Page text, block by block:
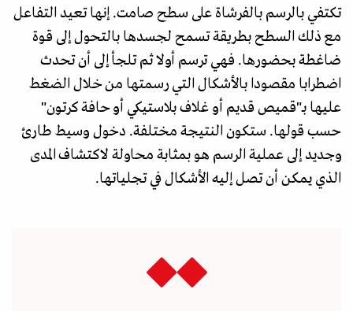
تكتفي بالرسم بالفرشاة على سطح صامت. إنها تعيد التفاعل
مع ذلك السطح بطريقة تسمح لجسدها بالتحول إلى قوة
ضاغطة بحضورها. فهي ترسم أولا ثم تلجأ إلى أن تحدث
اضطرابا مقصودا بالأشكال التي رسمتها من خلال الضغط
عليها بـ"قميص قديم أو غلاف بلاستيكي أو حافة كرتون"
حسب قولها. ستكون النتيجة مختلفة. دخول وسيط طارئ
وجديد إلى عملية الرسم هو بمثابة محاولة لاكتشاف المدى
الذي يمكن أن تصل إليه الأشكال في تجلياتها.